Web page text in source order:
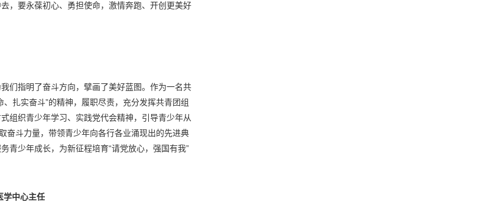
，要永葆初心、勇担使命，激情奔跑、开创更美好
们指明了奋斗方向，擘画了美好蓝图。作为一名共
扎实奋斗”的精神，履职尽责，充分发挥共青团组
组织青少年学习、实践党代会精神，引导青少年从
奋斗力量，带领青少年向各行各业涌现出的先进典
青少年成长，为新征程培育“请党放心，强国有我”
学中心主任